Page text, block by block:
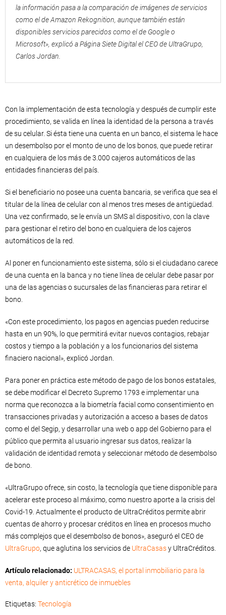
la información pasa a la comparación de imágenes de servicios
como el de Amazon Rekognition, aunque también están
disponibles servicios parecidos como el de Google o
Microsoft», explicó a Página Siete Digital el CEO de UltraGrupo,
Carlos Jordan.
Con la implementación de esta tecnología y después de cumplir este
procedimiento, se valida en línea la identidad de la persona a través
de su celular. Si ésta tiene una cuenta en un banco, el sistema le hace
un desembolso por el monto de uno de los bonos, que puede retirar
en cualquiera de los más de 3.000 cajeros automáticos de las
entidades financieras del país.
Si el beneficiario no posee una cuenta bancaria, se verifica que sea el
titular de la línea de celular con al menos tres meses de antigüedad.
Una vez confirmado, se le envía un SMS al dispositivo, con la clave
para gestionar el retiro del bono en cualquiera de los cajeros
automáticos de la red.
Al poner en funcionamiento este sistema, sólo si el ciudadano carece
de una cuenta en la banca y no tiene línea de celular debe pasar por
una de las agencias o sucursales de las financieras para retirar el
bono.
«Con este procedimiento, los pagos en agencias pueden reducirse
hasta en un 90%, lo que permitirá evitar nuevos contagios, rebajar
costos y tiempo a la población y a los funcionarios del sistema
finaciero nacional», explicó Jordan.
Para poner en práctica este método de pago de los bonos estatales,
se debe modificar el Decreto Supremo 1793 e implementar una
norma que reconozca a la biometría facial como consentimiento en
transacciones privadas y autorización a acceso a bases de datos
como el del Segip, y desarrollar una web o app del Gobierno para el
público que permita al usuario ingresar sus datos, realizar la
validación de identidad remota y seleccionar método de desembolso
de bono.
«UltraGrupo ofrece, sin costo, la tecnología que tiene disponible para
acelerar este proceso al máximo, como nuestro aporte a la crisis del
Covid-19. Actualmente el producto de UltraCréditos permite abrir
cuentas de ahorro y procesar créditos en línea en procesos mucho
más complejos que el desembolso de bonos», aseguró el CEO de
UltraGrupo, que aglutina los servicios de UltraCasasy UltraCréditos.
Artículo relacionado: ULTRACASAS, el portal inmobiliario para la
venta, alquiler y anticrético de inmuebles
Etiquetas: Tecnología